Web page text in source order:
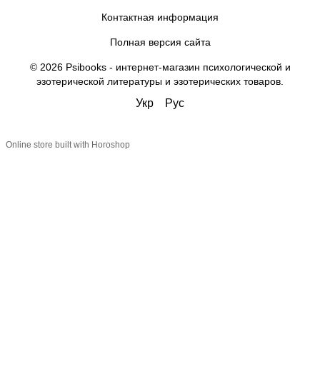
Контактная информация
Полная версия сайта
© 2026 Psibooks - интернет-магазин психологической и
эзотерической литературы и эзотерических товаров
Укр Рус
Online store built with Horoshop